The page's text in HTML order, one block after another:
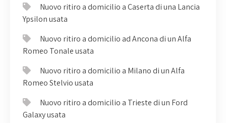
Nuovo ritiro a domicilio a Caserta di una Lancia
Ypsilon usata
Nuovo ritiro a domicilio ad Ancona di un Alfa
Romeo Tonale usata
Nuovo ritiro a domicilio a Milano di un Alfa
Romeo Stelvio usata
Nuovo ritiro a domicilio a Trieste di un Ford
Galaxy usata